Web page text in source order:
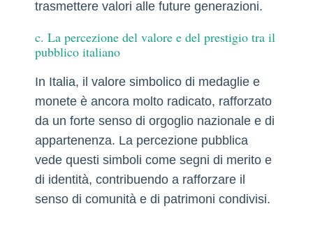
trasmettere valori alle future generazioni.
c. La percezione del valore e del prestigio tra il
pubblico italiano
In Italia, il valore simbolico di medaglie e
monete è ancora molto radicato, rafforzato
da un forte senso di orgoglio nazionale e di
appartenenza. La percezione pubblica
vede questi simboli come segni di merito e
di identità, contribuendo a rafforzare il
senso di comunità e di patrimoni condivisi.